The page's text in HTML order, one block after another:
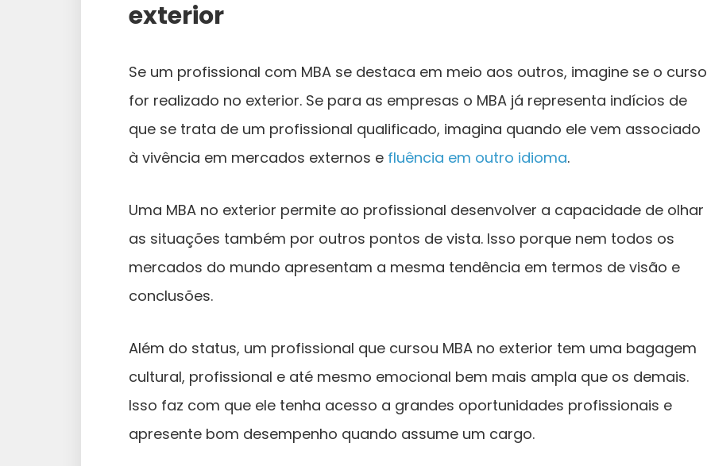
exterior
Se um profissional com MBA se destaca em meio aos outros, imagine se o curso
for realizado no exterior. Se para as empresas o MBA já representa indícios de
que se trata de um profissional qualificado, imagina quando ele vem associado
à vivência em mercados externos e fluência em outro idioma.
Uma MBA no exterior permite ao profissional desenvolver a capacidade de olhar
as situações também por outros pontos de vista. Isso porque nem todos os
mercados do mundo apresentam a mesma tendência em termos de visão e
conclusões.
Além do status, um profissional que cursou MBA no exterior tem uma bagagem
cultural, profissional e até mesmo emocional bem mais ampla que os demais.
Isso faz com que ele tenha acesso a grandes oportunidades profissionais e
apresente bom desempenho quando assume um cargo.